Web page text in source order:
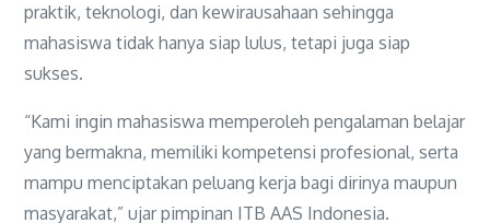
praktik, teknologi, dan kewirausahaan sehingga
mahasiswa tidak hanya siap lulus, tetapi juga siap
sukses.
“Kami ingin mahasiswa memperoleh pengalaman belajar
yang bermakna, memiliki kompetensi profesional, serta
mampu menciptakan peluang kerja bagi dirinya maupun
masyarakat,” ujar pimpinan ITB AAS Indonesia.